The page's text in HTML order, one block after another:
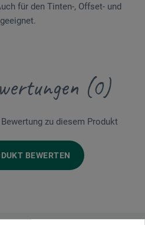
für den Tinten-, Offset- und
(0)
zu diesem Produkt
BEWERTEN